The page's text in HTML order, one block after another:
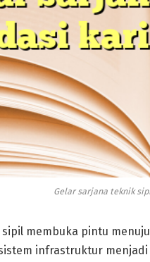
Gelar sarjana teknik
membuka pintu
infrastruktur menjadi